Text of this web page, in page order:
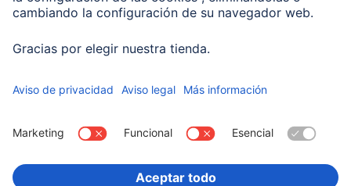
Hama en todo el Mundo
Sostenibilidad
Business-Portal